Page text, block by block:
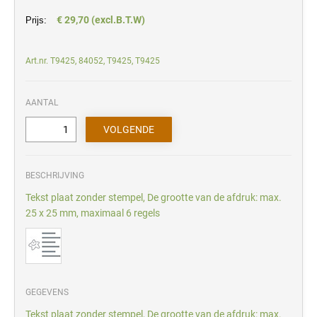
Prijs: € 29,70 (excl.B.T.W)
Art.nr. T9425, 84052, T9425, T9425
AANTAL
BESCHRIJVING
Tekst plaat zonder stempel, De grootte van de afdruk: max.
25 x 25 mm, maximaal 6 regels
GEGEVENS
Tekst plaat zonder stempel, De grootte van de afdruk: max.